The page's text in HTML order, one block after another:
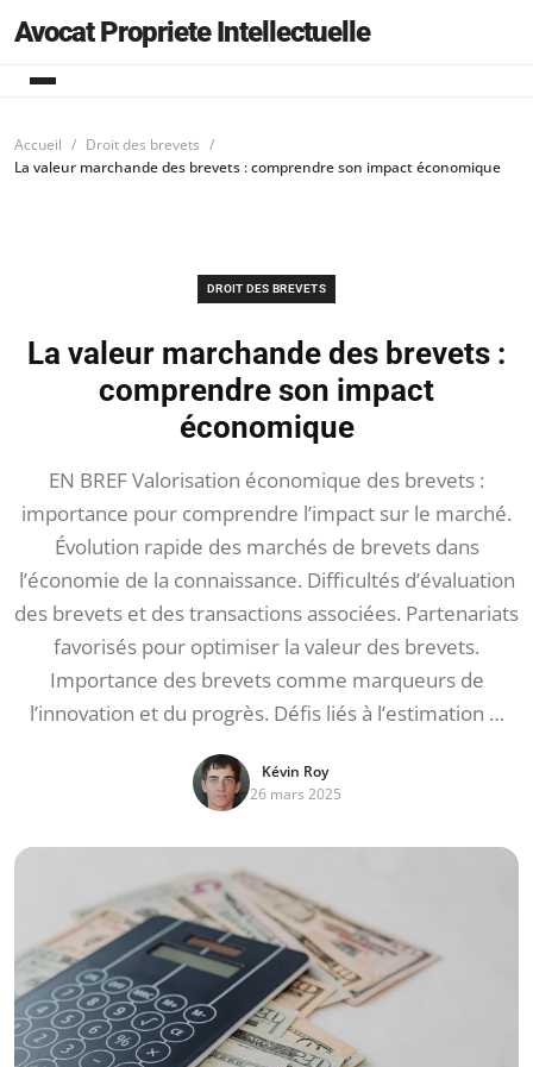
Avocat Propriete Intellectuelle
Accueil
Droit des brevets
La valeur marchande des brevets : comprendre son impact économique
DROIT DES BREVETS
La valeur marchande des brevets :
comprendre son impact
économique
EN BREF Valorisation économique des brevets :
importance pour comprendre l’impact sur le marché.
Évolution rapide des marchés de brevets dans
l’économie de la connaissance. Difficultés d’évaluation
des brevets et des transactions associées. Partenariats
favorisés pour optimiser la valeur des brevets.
Importance des brevets comme marqueurs de
l’innovation et du progrès. Défis liés à l’estimation …
Kévin Roy
26 mars 2025